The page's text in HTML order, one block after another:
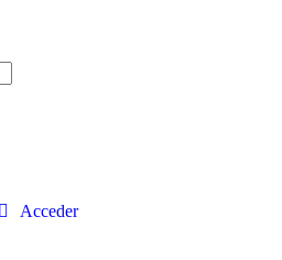
Acceder